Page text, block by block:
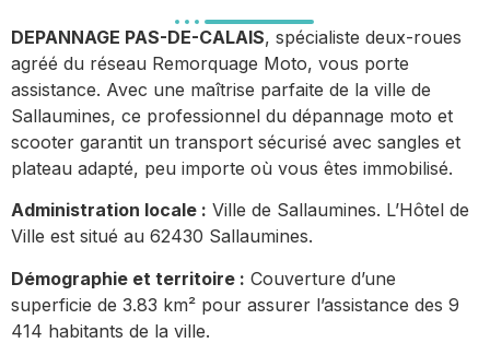
DEPANNAGE PAS-DE-CALAIS, spécialiste deux-roues
agréé du réseau Remorquage Moto, vous porte
assistance. Avec une maîtrise parfaite de la ville de
Sallaumines, ce professionnel du dépannage moto et
scooter garantit un transport sécurisé avec sangles et
plateau adapté, peu importe où vous êtes immobilisé.
Administration locale : Ville de Sallaumines. L’Hôtel de
Ville est situé au 62430 Sallaumines.
Démographie et territoire : Couverture d’une
superficie de 3.83 km² pour assurer l’assistance des 9
414 habitants de la ville.